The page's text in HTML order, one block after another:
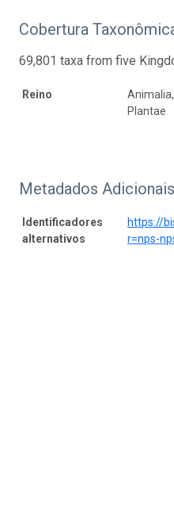
Cobertura
69,801 taxa from five
Reino
Plantae
Metadados Adicionais
Identificadores
alternativos
https://
r=nps-